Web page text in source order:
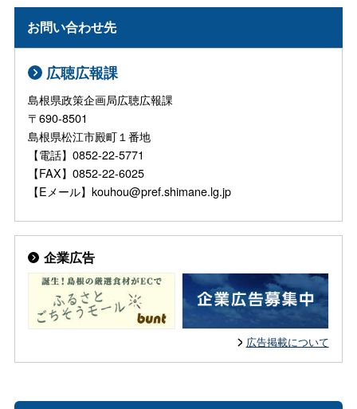
お問い合わせ先
広聴広報課
島根県政策企画局広聴広報課
〒690-8501
島根県松江市殿町１番地
【電話】0852-22-5771
【FAX】0852-22-6025
【Eメール】kouhou@pref.shimane.lg.jp
企業広告
広告掲載について